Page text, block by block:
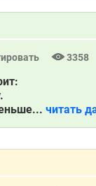
3358
читать